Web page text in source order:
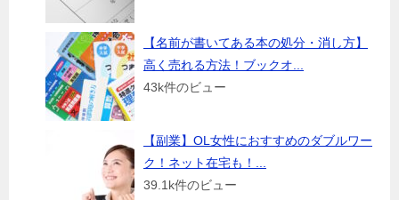
【名前が書いてある本の処分・消し方】
高く売れる方法！ブックオ...
43k件のビュー
【副業】OL女性におすすめのダブルワー
ク！ネット在宅も！...
39.1k件のビュー